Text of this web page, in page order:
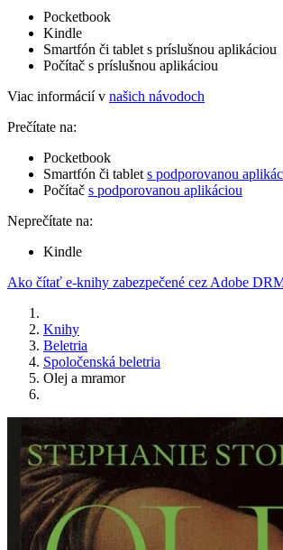
Pocketbook
Kindle
Smartfón či tablet s príslušnou aplikáciou
Počítač s príslušnou aplikáciou
Viac informácií v našich návodoch
Prečítate na:
Pocketbook
Smartfón či tablet s podporovanou
Počítač s podporovanou aplikáciou
Neprečítate na:
Kindle
Ako čítať e-knihy zabezpečené cez Adobe
Knihy
Beletria
Spoločenská beletria
Olej a mramor